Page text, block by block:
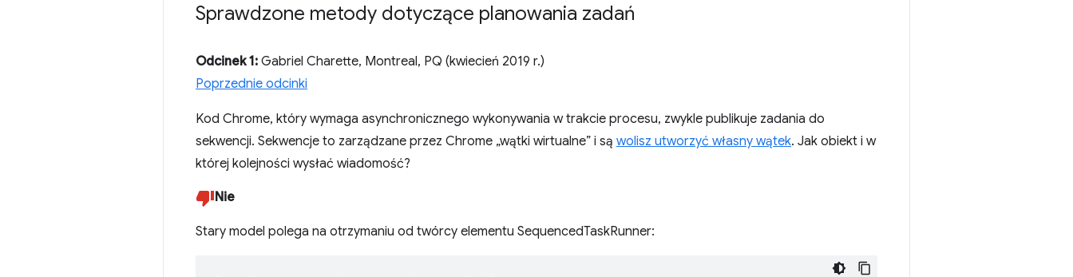
Sprawdzone metody dotyczące planowania zadań
Odcinek 1: Gabriel Charette, Montreal, PQ (kwiecień 2019 r.)
Poprzednie odcinki
Kod Chrome, który wymaga asynchronicznego wykonywania w trakcie procesu, zwykle publikuje zadania do
sekwencji. Sekwencje to zarządzane przez Chrome „wątki wirtualne” i są wolisz utworzyć własny wątek. Jak obiekt i w
której kolejności wysłać wiadomość?
Nie
Stary model polega na otrzymaniu od twórcy elementu SequencedTaskRunner: